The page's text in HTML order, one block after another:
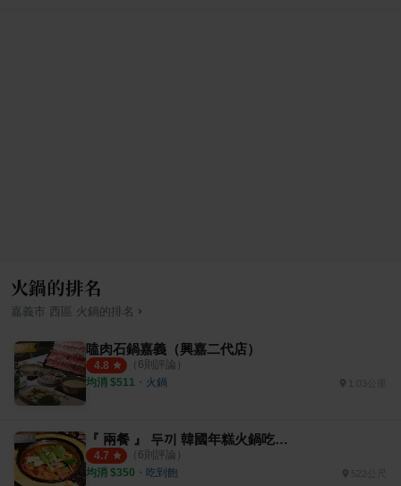
火鍋的排名
嘉義市 西區 火鍋 的排名 ›
嗑肉石鍋嘉義（興嘉二代店）
4.8 （ 6則評論）
均消 $511 ・ 火鍋
『 兩餐 』 두끼 韓國年糕火鍋吃到飽 嘉義店
4.7 （ 6則評論）
均消 $350 ・ 吃到飽 522公尺